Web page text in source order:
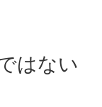
はない